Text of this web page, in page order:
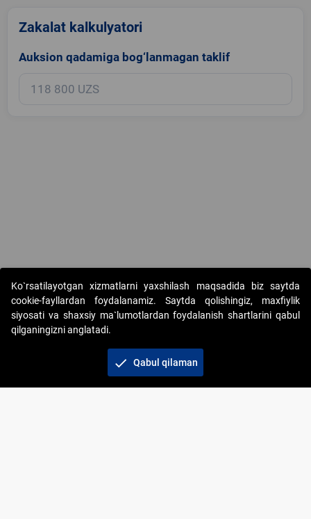
Zakalat kalkulyatori
Auksion qadamiga bog‘lanmagan taklif
Copyright © 2017-2026. "Elektron onlayn-auksionlarni tashkil etish"
AJ. Barcha huquqlar himoyalangan
+998 71 202-21-11
Ko`rsatilayotgan xizmatlarni yaxshilash maqsadida biz saytda
cookie-fayllardan foydalanamiz. Saytda qolishingiz, maxfiylik
siyosati va shaxsiy ma`lumotlardan foydalanish shartlarini qabul
qilganingizni anglatadi.
check Qabul qilaman